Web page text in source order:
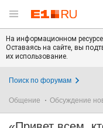
На информационном
Оставаясь на сайте, вы
их использование.
Поиск по форумам
Общение Обсуждение